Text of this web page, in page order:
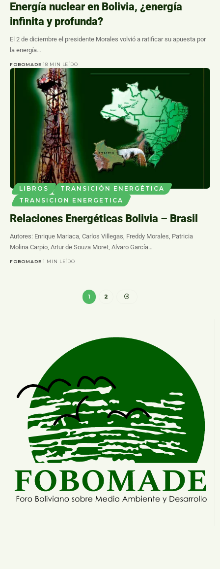
Energía nuclear en Bolivia, ¿energía
infinita y profunda?
El 2 de diciembre el presidente Morales volvió a ratificar su apuesta por
la energía…
FOBOMADE 18 MIN LEÍDO
LIBROS
TRANSICIÓN ENERGÉTICA
TRANSICION ENERGETICA
Relaciones Energéticas Bolivia – Brasil
Autores: Enrique Mariaca, Carlos Villegas, Freddy Morales, Patricia
Molina Carpio, Artur de Souza Moret, Alvaro García…
FOBOMADE 1 MIN LEÍDO
1 2